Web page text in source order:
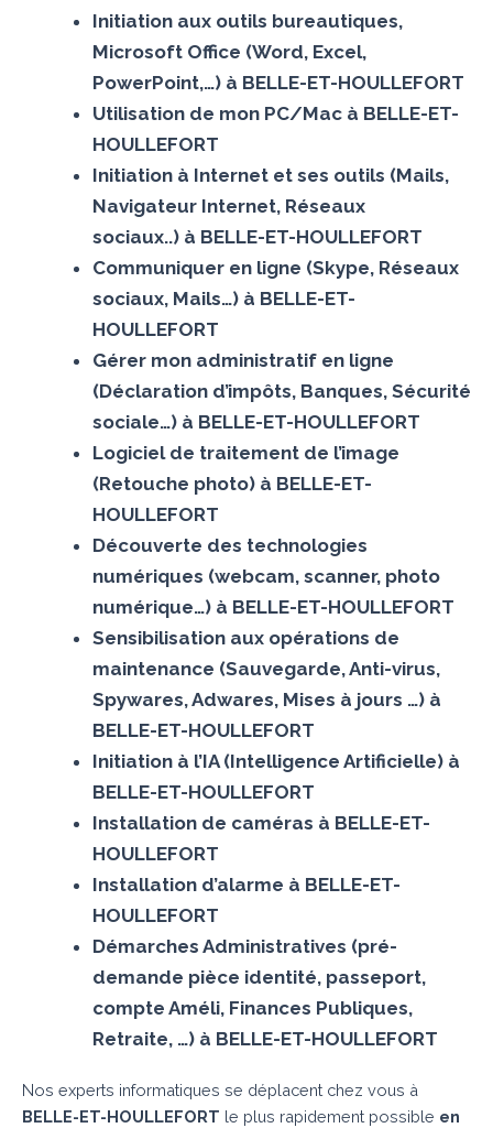
Initiation aux outils bureautiques,
Microsoft Office (Word, Excel,
PowerPoint,…) à BELLE-ET-HOULLEFORT
Utilisation de mon PC/Mac à BELLE-ET-
HOULLEFORT
Initiation à Internet et ses outils (Mails,
Navigateur Internet, Réseaux
sociaux..) à BELLE-ET-HOULLEFORT
Communiquer en ligne (Skype, Réseaux
sociaux, Mails…) à BELLE-ET-
HOULLEFORT
Gérer mon administratif en ligne
(Déclaration d’impôts, Banques, Sécurité
sociale…) à BELLE-ET-HOULLEFORT
Logiciel de traitement de l’image
(Retouche photo) à BELLE-ET-
HOULLEFORT
Découverte des technologies
numériques (webcam, scanner, photo
numérique…) à BELLE-ET-HOULLEFORT
Sensibilisation aux opérations de
maintenance (Sauvegarde, Anti-virus,
Spywares, Adwares, Mises à jours …) à
BELLE-ET-HOULLEFORT
Initiation à l’IA (Intelligence Artificielle) à
BELLE-ET-HOULLEFORT
Installation de caméras à BELLE-ET-
HOULLEFORT
Installation d’alarme à BELLE-ET-
HOULLEFORT
Démarches Administratives (pré-
demande pièce identité, passeport,
compte Améli, Finances Publiques,
Retraite, …) à BELLE-ET-HOULLEFORT
Nos experts informatiques se déplacent chez vous à
BELLE-ET-HOULLEFORT le plus rapidement possible en